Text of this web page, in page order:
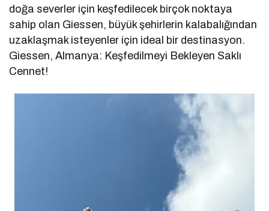
doğa severler için keşfedilecek birçok noktaya
sahip olan Giessen, büyük şehirlerin kalabalığından
uzaklaşmak isteyenler için ideal bir destinasyon.
Giessen, Almanya: Keşfedilmeyi Bekleyen Saklı
Cennet!